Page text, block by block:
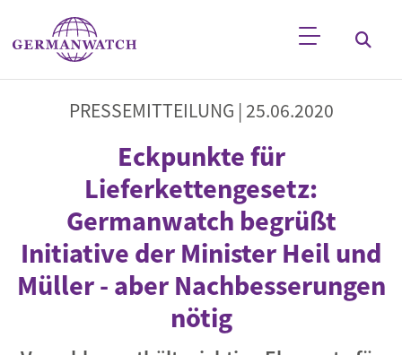
Direkt zum Inhalt
Stichwortsuche
PRESSEMITTEILUNG | 25.06.2020
Eckpunkte für
Lieferkettengesetz:
Germanwatch begrüßt
Initiative der Minister Heil und
Müller - aber Nachbesserungen
nötig